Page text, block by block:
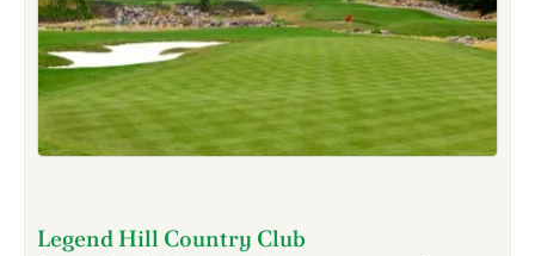
Legend Hill Country Club